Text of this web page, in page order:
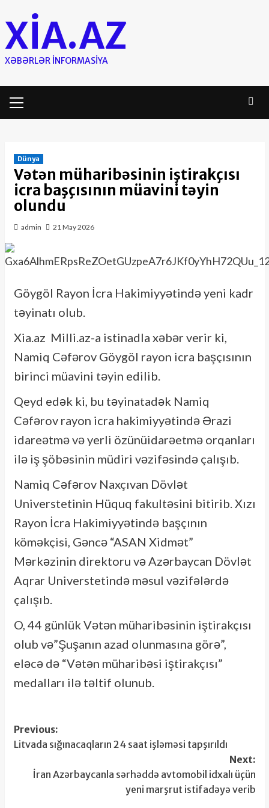
to
content
XIA.AZ
XƏBƏRLƏR INFORMASIYA
Menu
Dünya
Vətən müharibəsinin iştirakçısı
icra başçısının müavini təyin
olundu
admin 21 May 2026
Göygöl Rayon İcra Hakimiyyətində yeni kadr
təyinatı olub.
Xia.az Milli.az-a istinadla xəbər verir ki,
Namiq Cəfərov Göygöl rayon icra başçısının
birinci müavini təyin edilib.
Qeyd edək ki, bu təyinatadək Namiq
Cəfərov rayon icra hakimiyyətində Ərazi
idareətmə və yerli özünüidarəetmə orqanları
ilə iş şöbəsinin müdiri vəzifəsində çalışıb.
Namiq Cəfərov Naxçıvan Dövlət
Universtetinin Hüquq fakultəsini bitirib. Xızı
Rayon İcra Hakimiyyətində başçının
köməkçisi, Gəncə “ASAN Xidmət”
Mərkəzinin direktoru və Azərbaycan Dövlət
Aqrar Universtetində məsul vəzifələrdə
çalışıb.
O, 44 günlük Vətən müharibəsinin iştirakçısı
olub və”Şuşanın azad olunmasına görə”,
eləcə də “Vətən müharibəsi iştirakçısı”
medalları ilə təltif olunub.
Post
navigation
Previous:
Litvada sığınacaqların 24 saat işləməsi tapşırıldı
Next:
İran Azərbaycanla sərhəddə avtomobil idxalı üçün
yeni marşrut istifadəyə verib